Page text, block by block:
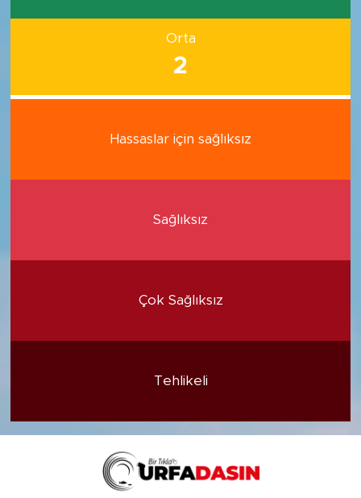
Orta
2
Hassaslar için sağlıksız
Sağlıksız
Çok Sağlıksız
Tehlikeli